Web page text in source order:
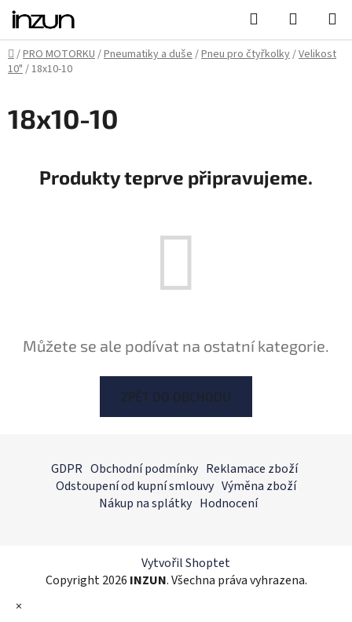
Přejít
obsah
Hledat
KOŠÍK
Domů
/PRO MOTORKU/Pneumatiky a duše/Pneu pro čtyřkolky/Velikost
10"/18x10-10
18x10-10
Produkty teprve připravujeme.
Můžete se ale podívat na ostatní kategorie.
ZPĚT DO OBCHODU
GDPR Obchodní podmínky Reklamace zboží
Odstoupení od kupní smlouvy Výměna zboží
Nákup na splátky Hodnocení
Vytvořil Shoptet
Copyright 2026 INZUN. Všechna práva vyhrazena.
×